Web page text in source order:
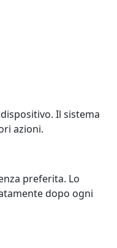
Il sistema
azioni.
preferita. Lo
dopo ogni